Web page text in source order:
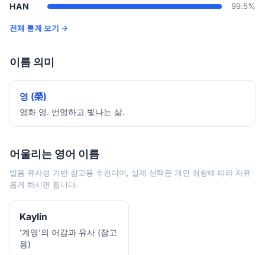
HAN 99.5%
전체 통계 보기 →
이름 의미
영 (榮)
영화 영. 번영하고 빛나는 삶.
어울리는 영어 이름
발음 유사성 기반 참고용 추천이며, 실제 선택은 개인 취향에 따라 자유
롭게 하시면 됩니다.
Kaylin
'계영'의 어감과 유사 (참고
용)